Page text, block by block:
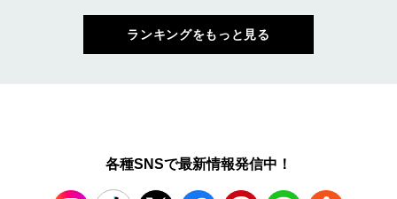
ランキングをもっと見る
各種SNSで最新情報発信中！